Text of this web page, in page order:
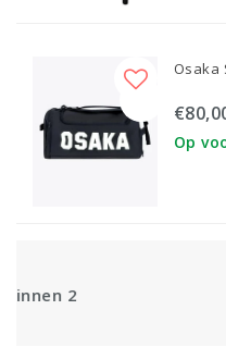
Osaka
Op
Gratis